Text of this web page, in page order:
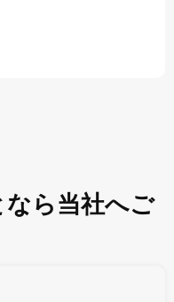
ら当社へご